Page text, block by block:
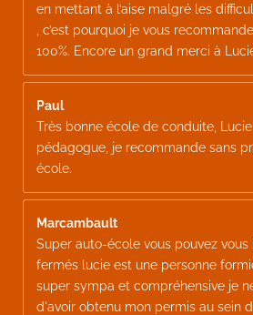
en mettant à l’aise malgré les
, c’est pourquoi je vous
100%. Encore un grand merci à
Paul
Très bonne école de conduite,
pédagogue, je recommande sans
école.
Marcambault
Super auto-école vous pouvez vous
fermés lucie est une personne
super sympa et compréhensive je
d'avoir obtenu mon permis au sein